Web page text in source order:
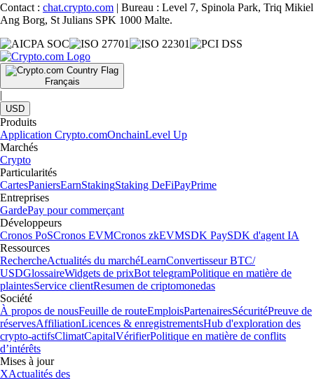
Contact : chat.crypto.com | Bureau : Level 7, Spinola Park, Triq Mikiel
Ang Borg, St Julians SPK 1000 Malte.
Français
|
USD
Produits
Application Crypto.comOnchainLevel Up
Marchés
Crypto
Particularités
CartesPaniersEarnStakingStaking DeFiPayPrime
Entreprises
GardePay pour commerçant
Développeurs
Cronos PoSCronos EVMCronos zkEVMSDK PaySDK d'agent IA
Ressources
RechercheActualités du marchéLearnConvertisseur BTC/
USDGlossaireWidgets de prixBot telegramPolitique en matière de
plaintesService clientResumen de criptomonedas
Société
À propos de nousFeuille de routeEmploisPartenairesSécuritéPreuve de
réservesAffiliationLicences & enregistrementsHub d'exploration des
crypto-actifsClimatCapitalVérifierPolitique en matière de conflits
d’intérêts
Mises à jour
XActualités des